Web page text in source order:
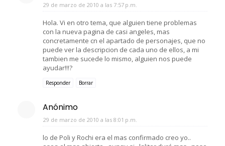
29 de marzo de 2010 a las 7:57 p.m.
Hola. Vi en otro tema, que alguien tiene problemas
con la nueva pagina de casi angeles, mas
concretamente cn el apartado de personajes, que no
puede ver la descripcion de cada uno de ellos, a mi
tambien me sucede lo mismo, alguien nos puede
ayudar!!!?
Responder Borrar
Anónimo
29 de marzo de 2010 a las 8:01 p.m.
lo de Poli y Rochi era el mas confirmado creo yo..